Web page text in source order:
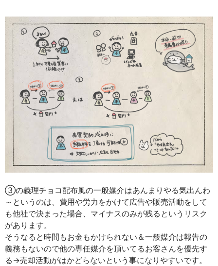
③の義理チョコ配布風の一般媒介はあんまりやる気出んわ
～というのは、費用や労力をかけて広告や販売活動をして
も他社で決まった場合、マイナスのみが残るというリスク
があります。
そうなると時間もお金もかけられない＆一般媒介は報告の
義務もないので他の専任媒介を頂いてるお客さんを優先す
る→売却活動がはかどらないという事になりやすいです。